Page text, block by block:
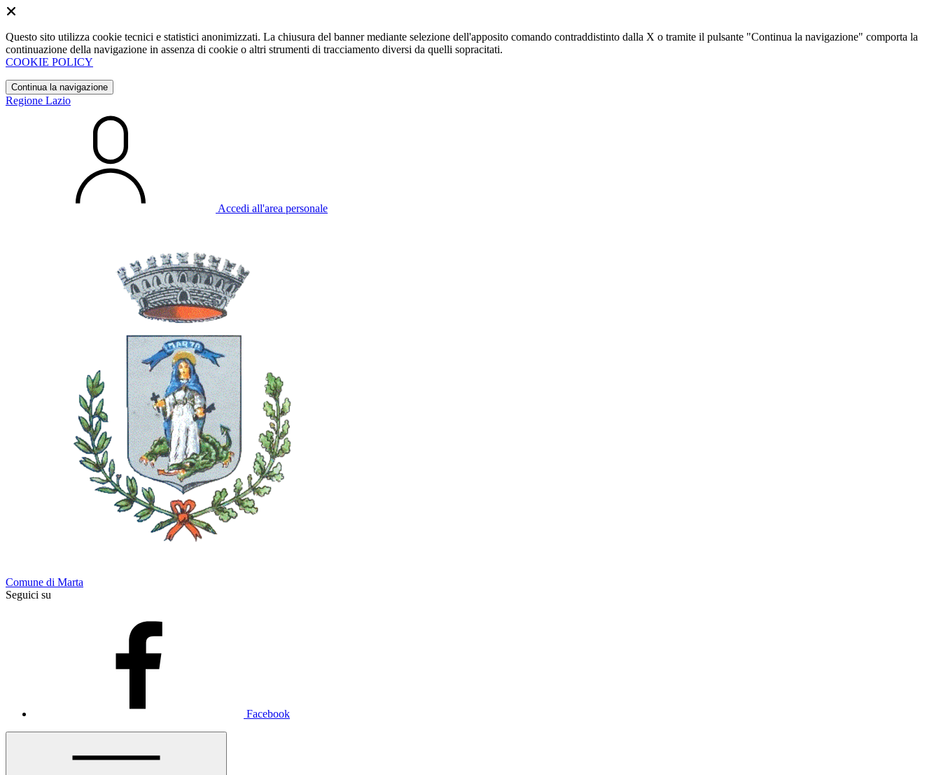
Questo sito utilizza cookie tecnici e statistici anonimizzati. La chiusura del banner mediante selezione dell'apposito comando contraddistinto dalla X o tramite il pulsante "Continua la navigazione" comporta la
continuazione della navigazione in assenza di cookie o altri strumenti di tracciamento diversi da quelli sopracitati.
COOKIE POLICY
Continua la navigazione
Regione Lazio
Accedi all'area personale
Comune di Marta
Seguici su
Facebook